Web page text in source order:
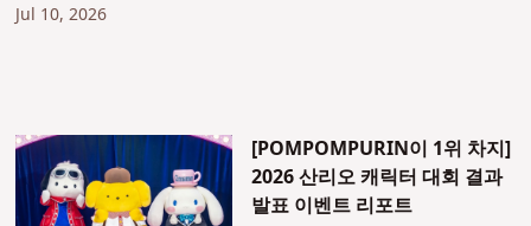
Jul 10, 2026
[POMPOMPURIN이 1위 차지]
2026 산리오 캐릭터 대회 결과
발표 이벤트 리포트